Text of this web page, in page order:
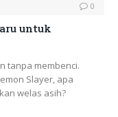
0
untuk
tanpa membenci.
Slayer, apa
welas asih?